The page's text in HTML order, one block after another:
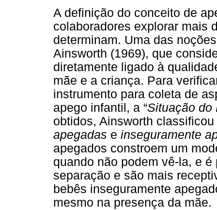
A definição do conceito de
colaboradores explorar mais
determinam. Uma das
Ainsworth (1969), que
diretamente ligado à
mãe e a criança. Para
instrumento para coleta de
apego infantil, a “Situação do
obtidos, Ainsworth
apegadas e inseguramente
apegados constroem um
quando não podem vê-la, e
separação e são mais
bebês inseguramente
mesmo na presença da mãe.